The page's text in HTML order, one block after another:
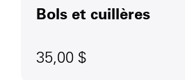
Bols et cuillères
35,00 $